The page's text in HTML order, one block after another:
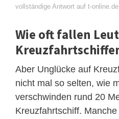
vollständige Antwort auf t-
Wie oft fallen
Aber Unglücke auf
nicht mal so selten, wie
verschwinden rund 20
Kreuzfahrtschiff.